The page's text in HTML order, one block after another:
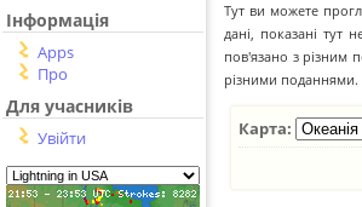
Інформація
Apps
Про
Для учасників
Увійти
Тут ви можете
дані, показані тут
пов'язано з різним
різними поданнями.
Карта: